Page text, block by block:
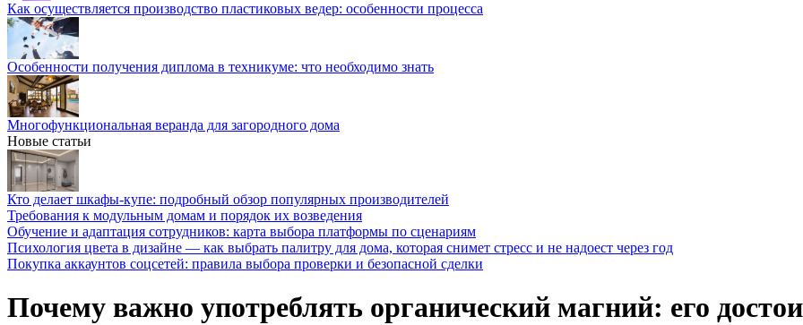
Как осуществляется производство пластиковых ведер: особенности процесса
Особенности получения диплома в техникуме: что необходимо знать
Многофункциональная веранда для загородного дома
Новые статьи
Кто делает шкафы-купе: подробный обзор популярных производителей
Требования к модульным домам и порядок их возведения
Обучение и адаптация сотрудников: карта выбора платформы по сценариям
Психология цвета в дизайне — как выбрать палитру для дома, которая снимет стресс и не надоест через год
Покупка аккаунтов соцсетей: правила выбора проверки и безопасной сделки
Почему важно употреблять органический магний: его